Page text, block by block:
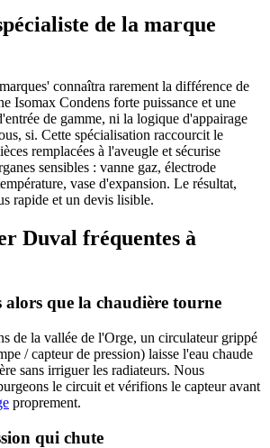
de la marque
connaîtra rarement la différence de
Isomax Condens forte puissance et une
de gamme, ni la logique d'appairage
si. Cette spécialisation raccourcit le
remplacées à l'aveugle et sécurise
sensibles : vanne gaz, électrode
vase d'expansion. Le résultat,
rapide et un devis lisible.
Duval fréquentes à
que la chaudière tourne
de la vallée de l'Orge, un circulateur grippé
/ capteur de pression) laisse l'eau chaude
sans irriguer les radiateurs. Nous
le circuit et vérifions le capteur avant
proprement.
qui chute